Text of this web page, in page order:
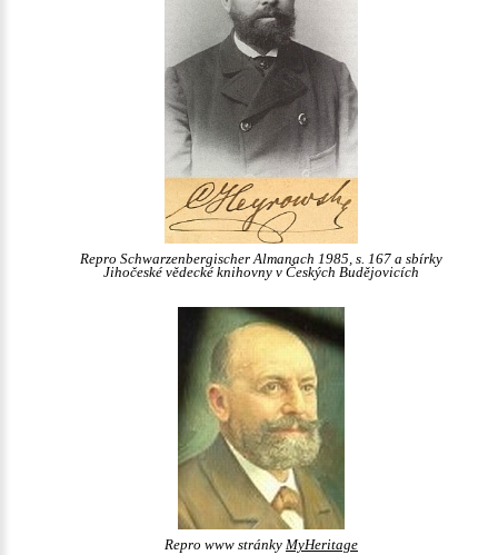
Repro Schwarzenbergischer Almanach 1985, s. 167 a sbírky
Jihočeské vědecké knihovny v Českých Budějovicích
Repro www stránky MyHeritage